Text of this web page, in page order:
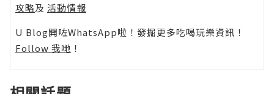
攻略及 活動情報
U Blog開咗WhatsApp啦！發掘更多吃喝玩樂資訊！
Follow 我哋 ！